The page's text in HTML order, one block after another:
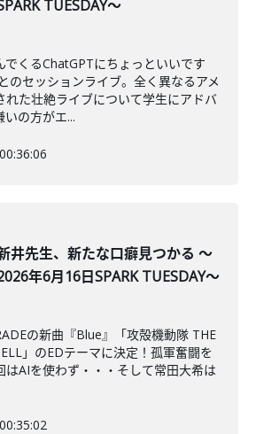
TUESDAY～
でくるChatGPTにちょっといいです
のセッションライブ。全く異なるアメ
れた壮絶ライブについて学生にアドバ
の方がエ...
00:36:06
井先生、新たな口癖見つかる ～
年6月16日SPARK TUESDAY～
の新曲『Blue』「攻殻機動隊 THE
」のEDテーマに決定！孤軍奮闘を
はAIを使わず・・・そして常田大希は
00:35:02